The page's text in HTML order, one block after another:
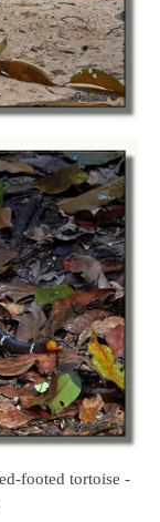
footed tortoise -